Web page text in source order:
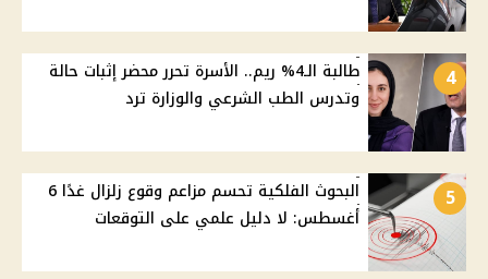
4
طالبة الـ4% ريم.. الأسرة تحرر محضر إثبات حالة
وتدرس الطب الشرعي والوزارة ترد
5
البحوث الفلكية تحسم مزاعم وقوع زلزال غدًا 6
أغسطس: لا دليل علمي على التوقعات